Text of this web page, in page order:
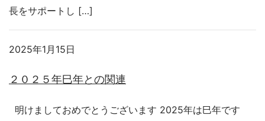
長をサポートし […]
2025年1月15日
２０２５年巳年との関連
明けましておめでとうございます 2025年は巳年です